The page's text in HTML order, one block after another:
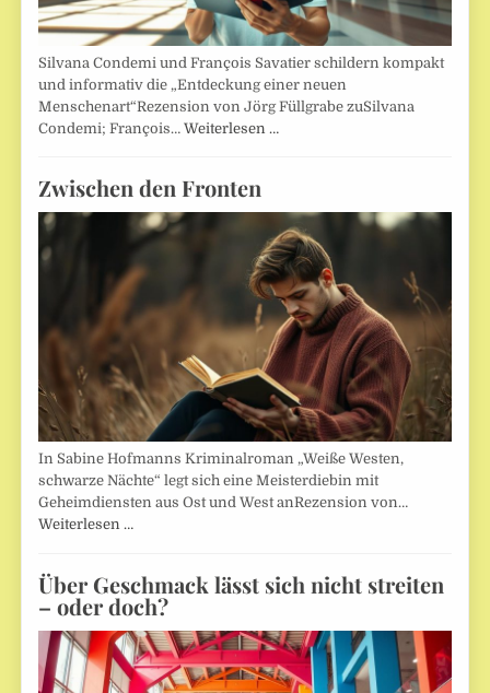
Silvana Condemi und François Savatier schildern kompakt
und informativ die „Entdeckung einer neuen
Menschenart“Rezension von Jörg Füllgrabe zuSilvana
Condemi; François…Weiterlesen …
Zwischen den Fronten
In Sabine Hofmanns Kriminalroman „Weiße Westen,
schwarze Nächte“ legt sich eine Meisterdiebin mit
Geheimdiensten aus Ost und West anRezension von…
Weiterlesen …
Über Geschmack lässt sich nicht streiten
– oder doch?